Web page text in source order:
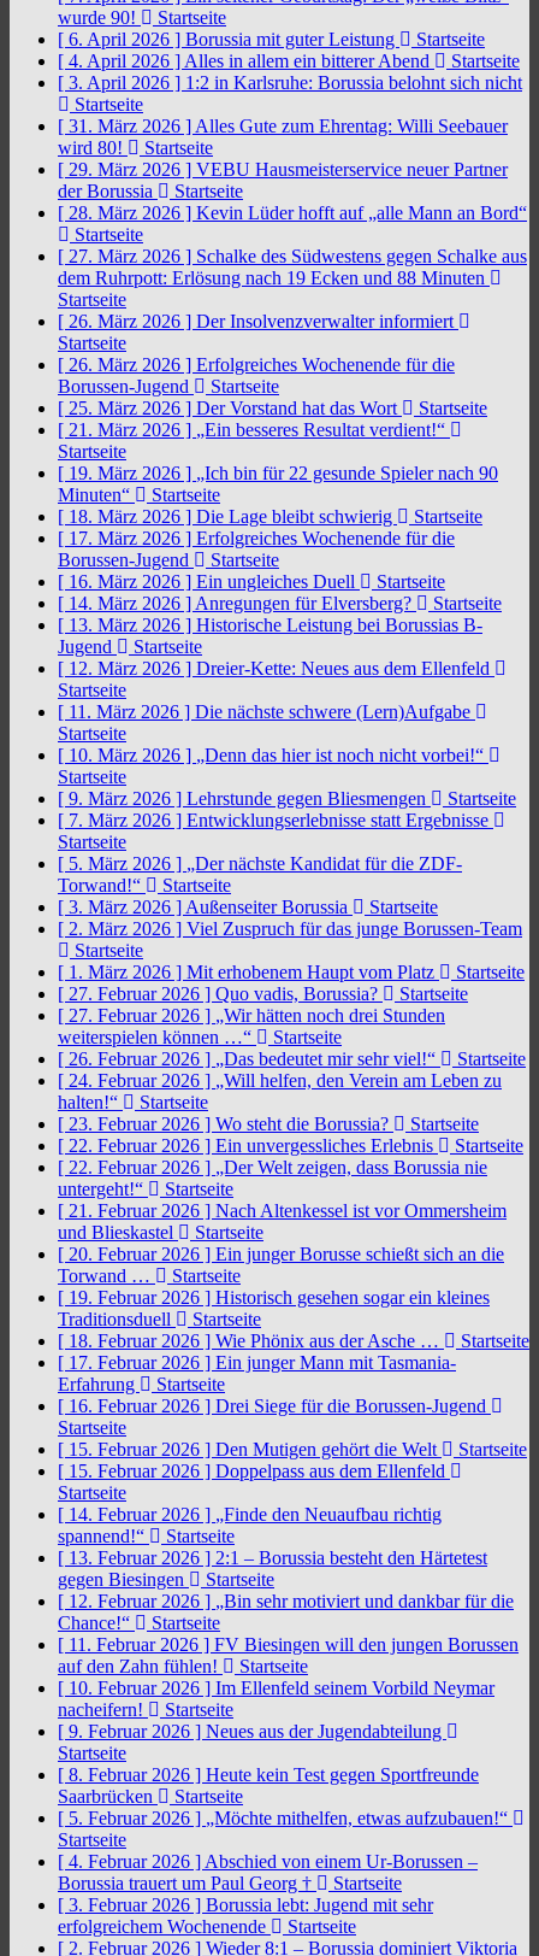
wurde 90!
Startseite
[ 6. April 2026 ] Borussia mit guter Leistung
Startseite
[ 4. April 2026 ] Alles in allem ein bitterer Abend
Startseite
[ 3. April 2026 ] 1:2 in Karlsruhe: Borussia belohnt sich nicht
Startseite
[ 31. März 2026 ] Alles Gute zum Ehrentag: Willi Seebauer
wird 80!
Startseite
[ 29. März 2026 ] VEBU Hausmeisterservice neuer Partner
der Borussia
Startseite
[ 28. März 2026 ] Kevin Lüder hofft auf „alle Mann an Bord“
Startseite
[ 27. März 2026 ] Schalke des Südwestens gegen Schalke aus
dem Ruhrpott: Erlösung nach 19 Ecken und 88 Minuten
Startseite
[ 26. März 2026 ] Der Insolvenzverwalter informiert
Startseite
[ 26. März 2026 ] Erfolgreiches Wochenende für die
Borussen-Jugend
Startseite
[ 25. März 2026 ] Der Vorstand hat das Wort
Startseite
[ 21. März 2026 ] „Ein besseres Resultat verdient!“
Startseite
[ 19. März 2026 ] „Ich bin für 22 gesunde Spieler nach 90
Minuten“
Startseite
[ 18. März 2026 ] Die Lage bleibt schwierig
Startseite
[ 17. März 2026 ] Erfolgreiches Wochenende für die
Borussen-Jugend
Startseite
[ 16. März 2026 ] Ein ungleiches Duell
Startseite
[ 14. März 2026 ] Anregungen für Elversberg?
Startseite
[ 13. März 2026 ] Historische Leistung bei Borussias B-
Jugend
Startseite
[ 12. März 2026 ] Dreier-Kette: Neues aus dem Ellenfeld
Startseite
[ 11. März 2026 ] Die nächste schwere (Lern)Aufgabe
Startseite
[ 10. März 2026 ] „Denn das hier ist noch nicht vorbei!“
Startseite
[ 9. März 2026 ] Lehrstunde gegen Bliesmengen
Startseite
[ 7. März 2026 ] Entwicklungserlebnisse statt Ergebnisse
Startseite
[ 5. März 2026 ] „Der nächste Kandidat für die ZDF-
Torwand!“
Startseite
[ 3. März 2026 ] Außenseiter Borussia
Startseite
[ 2. März 2026 ] Viel Zuspruch für das junge Borussen-Team
Startseite
[ 1. März 2026 ] Mit erhobenem Haupt vom Platz
Startseite
[ 27. Februar 2026 ] Quo vadis, Borussia?
Startseite
[ 27. Februar 2026 ] „Wir hätten noch drei Stunden
weiterspielen können …“
Startseite
[ 26. Februar 2026 ] „Das bedeutet mir sehr viel!“
Startseite
[ 24. Februar 2026 ] „Will helfen, den Verein am Leben zu
halten!“
Startseite
[ 23. Februar 2026 ] Wo steht die Borussia?
Startseite
[ 22. Februar 2026 ] Ein unvergessliches Erlebnis
Startseite
[ 22. Februar 2026 ] „Der Welt zeigen, dass Borussia nie
untergeht!“
Startseite
[ 21. Februar 2026 ] Nach Altenkessel ist vor Ommersheim
und Blieskastel
Startseite
[ 20. Februar 2026 ] Ein junger Borusse schießt sich an die
Torwand …
Startseite
[ 19. Februar 2026 ] Historisch gesehen sogar ein kleines
Traditionsduell
Startseite
[ 18. Februar 2026 ] Wie Phönix aus der Asche …
Startseite
[ 17. Februar 2026 ] Ein junger Mann mit Tasmania-
Erfahrung
Startseite
[ 16. Februar 2026 ] Drei Siege für die Borussen-Jugend
Startseite
[ 15. Februar 2026 ] Den Mutigen gehört die Welt
Startseite
[ 15. Februar 2026 ] Doppelpass aus dem Ellenfeld
Startseite
[ 14. Februar 2026 ] „Finde den Neuaufbau richtig
spannend!“
Startseite
[ 13. Februar 2026 ] 2:1 – Borussia besteht den Härtetest
gegen Biesingen
Startseite
[ 12. Februar 2026 ] „Bin sehr motiviert und dankbar für die
Chance!“
Startseite
[ 11. Februar 2026 ] FV Biesingen will den jungen Borussen
auf den Zahn fühlen!
Startseite
[ 10. Februar 2026 ] Im Ellenfeld seinem Vorbild Neymar
nacheifern!
Startseite
[ 9. Februar 2026 ] Neues aus der Jugendabteilung
Startseite
[ 8. Februar 2026 ] Heute kein Test gegen Sportfreunde
Saarbrücken
Startseite
[ 5. Februar 2026 ] „Möchte mithelfen, etwas aufzubauen!“
Startseite
[ 4. Februar 2026 ] Abschied von einem Ur-Borussen –
Borussia trauert um Paul Georg †
Startseite
[ 3. Februar 2026 ] Borussia lebt: Jugend mit sehr
erfolgreichem Wochenende
Startseite
[ 2. Februar 2026 ] Wieder 8:1 – Borussia dominiert Viktoria